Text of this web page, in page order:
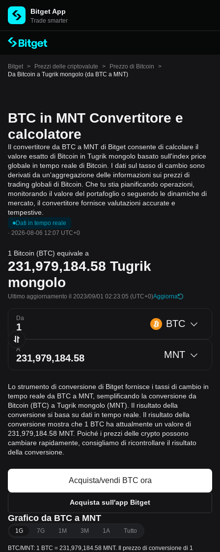
Bitget App
Trade smarter
Bitget > Prezzi delle criptovalute > Prezzo di Bitcoin
>
Da Bitcoin a Tugrik mongolo (da BTC a MNT)
BTC in MNT Convertitore e
calcolatore
Il convertitore da BTC a MNT di Bitget consente di calcolare il
valore esatto di Bitcoin in Tugrik mongolo basato sull'index price
globale in tempo reale di Bitcoin. I dati sul tasso di cambio sono
derivati da un'aggregazione delle informazioni sui prezzi di
trading globali di Bitcoin. Che tu stia pianificando operazioni,
monitorando il valore del portafoglio o seguendo le dinamiche di
mercato, il convertitore fornisce valutazioni accurate e
tempestive.
Dati in tempo reale
· 2026-08-06 12:07 UTC+0
1 Bitcoin (BTC) equivale a
231,979,184.58 Tugrik
mongolo
Ultimo aggiornamento il 2023/09/01 02:23:05 (UTC+0)Aggiorna
Da BTC
A MNT
Lo strumento di conversione di Bitget fornisce i tassi di cambio in
tempo reale da BTC a MNT, semplificando la conversione da
Bitcoin (BTC) a Tugrik mongolo (MNT). Il risultato della
conversione si basa su dati in tempo reale. Il risultato della
conversione mostra che 1 BTC ha attualmente un valore di
231,979,184.58 MNT. Poiché i prezzi delle crypto possono
cambiare rapidamente, consigliamo di ricontrollare il risultato
della conversione.
Acquista/vendi BTC ora
Acquista sull'app Bitget
Grafico da BTC a MNT
1G 7G 1M 3M 1A Tutto
BTC/MNT: 1 BTC = 231,979,184.58 MNT. Il prezzo di conversione di 1